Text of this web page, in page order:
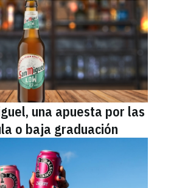
una apuesta por las
o baja graduación